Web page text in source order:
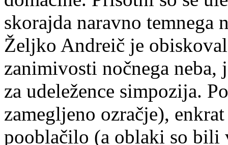
skorajda naravno temnega
Željko Andreič je
zanimivosti nočnega neba,
za udeležence simpozija.
zamegljeno ozračje),
pooblačilo (a oblaki so